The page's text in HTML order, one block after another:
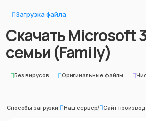
Загрузка файла
Скачать Microsoft
семьи (Family)
Без вирусов Оригинальные файлы
Способы загрузки: Наш сервер/ Сайт